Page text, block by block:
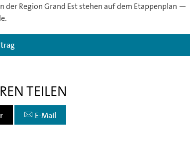
der Region Grand Est stehen auf dem Etappenplan —
TEILEN
E-Mail